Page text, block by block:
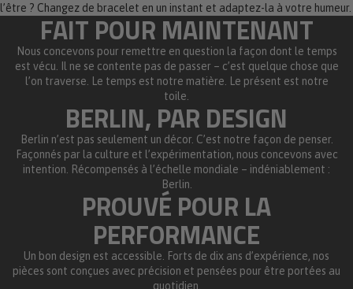
l’être ? Changez de bracelet en un instant et adaptez-la à votre humeur.
FAIT POUR MAINTENANT
Nous concevons pour remettre en question la façon dont le temps
est vécu. Il ne se contente pas de passer – c’est quelque chose que
l’on traverse. Le temps est notre matière. Le présent est notre
toile.
BERLIN, PAR DESIGN
Berlin n’est pas seulement un décor. C’est notre façon de penser.
Façonnés par la culture et l’expérimentation, nous concevons avec
intention. Récompensés à l’échelle mondiale – indéniablement :
Berlin.
PROUVÉ POUR LA
PERFORMANCE
Un bon design est accessible. Forts de dix ans d’expérience, nos
pièces sont conçues avec précision et pensées pour être portées au
quotidien.